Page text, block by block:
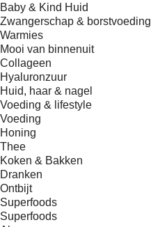
Baby & Kind Huid
Zwangerschap & borstvoeding
Warmies
Mooi van binnenuit
Collageen
Hyaluronzuur
Huid, haar & nagel
Voeding & lifestyle
Voeding
Honing
Thee
Koken & Bakken
Dranken
Ontbijt
Superfoods
Superfoods